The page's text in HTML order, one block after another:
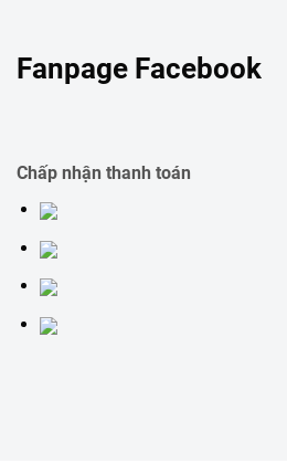
Fanpage Facebook
Chấp nhận thanh toán